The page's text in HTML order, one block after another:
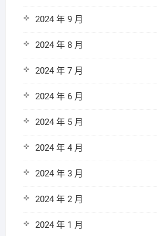
2024 年 9 月
2024 年 8 月
2024 年 7 月
2024 年 6 月
2024 年 5 月
2024 年 4 月
2024 年 3 月
2024 年 2 月
2024 年 1 月